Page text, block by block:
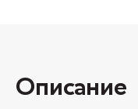
Описание